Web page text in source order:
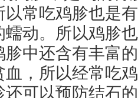
常吃鸡胗也是
蠕动。所以鸡胗
中还含有丰富
血，所以经常吃
还可以预防结石